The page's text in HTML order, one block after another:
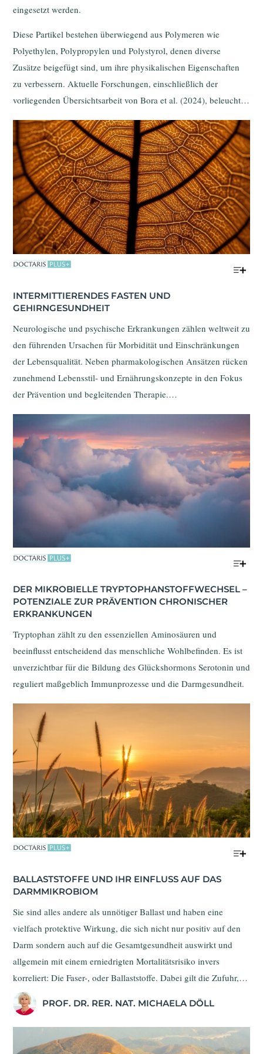
eingesetzt werden.
Diese Partikel bestehen überwiegend aus Polymeren wie
Polyethylen, Polypropylen und Polystyrol, denen diverse
Zusätze beigefügt sind, um ihre physikalischen Eigenschaften
zu verbessern. Aktuelle Forschungen, einschließlich der
vorliegenden Übersichtsarbeit von Bora et al. (2024), beleuchten
Exposition, insbesondere im Hinblick auf das menschliche
Darmmikrobiom und die Entwicklung chronischer
Erkrankungen.
INTERMITTIERENDES FASTEN UND
GEHIRNGESUNDHEIT
Neurologische und psychische Erkrankungen zählen weltweit zu
den führenden Ursachen für Morbidität und Einschränkungen
der Lebensqualität. Neben pharmakologischen Ansätzen rücken
zunehmend Lebensstil- und Ernährungskonzepte in den Fokus
der Prävention und begleitenden Therapie.
nicht-pharmakologische Strategie diskutiert. Aktuelle
präklinische und klinische Daten zeigen, dass intermittierendes
Fasten nicht nur metabolische Prozesse beeinflusst, sondern über
die Darm-Hirn-Achse gezielt neuroprotektive Effekte entfalten
Die vorliegende Übersichtsarbeit von Zhao et al. (2025) fasst
den aktuellen Kenntnisstand zu den Wirkmechanismen von
intermittierendem Fasten auf Gehirngesundheit und mentale
Funktionen zusammen und ordnet diese in den Kontext
Erkrankungen ein. Der Fokus liegt dabei auf der Rolle des
Darmmikrobioms und mikrobieller Metabolite als zentrale
DER MIKROBIELLE TRYPTOPHANSTOFFWECHSEL –
POTENZIALE ZUR PRÄVENTION CHRONISCHER
ERKRANKUNGEN
Tryptophan zählt zu den essenziellen Aminosäuren und
beeinflusst entscheidend das menschliche Wohlbefinden. Es ist
unverzichtbar für die Bildung des Glückshormons Serotonin und
reguliert maßgeblich Immunprozesse und die Darmgesundheit.
BALLASTSTOFFE UND IHR EINFLUSS AUF DAS
DARM­MIKROBIOM
Sie sind alles andere als unnötiger Ballast und haben eine
vielfach protektive Wirkung, die sich nicht nur positiv auf den
Darm sondern auch auf die Gesamtgesundheit auswirkt und
allgemein mit einem erniedrigten Mortalitätsrisiko invers
korreliert: Die Faser-, oder Ballaststoffe. Dabei gilt die Zufuhr,
gemäß großer Verzehrsstudien, in unserer Bevölkerung als
deutlich zu gering und so wird das präventive Potential dieser
unverdaulichen Substanzen in der Bevölkerung kaum genutzt.
Im Zuge der verminderten Aufnahme können, umgekehrt, aber
PROF. DR. RER. NAT. MICHAELA DÖLL